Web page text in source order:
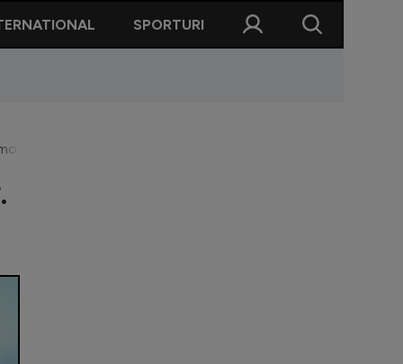
SPORTURI